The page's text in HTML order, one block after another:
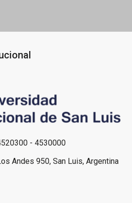
- 4530000
Andes 950, San Luis, Argentina